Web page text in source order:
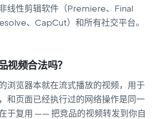
线性剪辑软件（Premiere、Final
、CapCut）和所有社交平台。
视频合法吗？
浏览器本就在流式播放的视频，用于
和页面已经执行过的网络操作是同一
于复用 —— 把竞品的视频转发到你自